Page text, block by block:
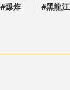
#爆炸 #黑龍江